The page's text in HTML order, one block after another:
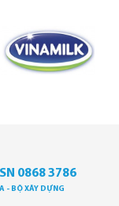
0868 3786
- BỘ XÂY DỰNG